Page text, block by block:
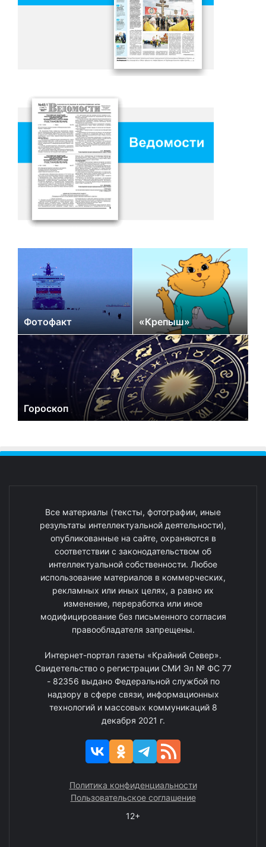
Фотофакт «Крепыш»
Гороскоп
Все материалы (тексты, фотографии, иные
результаты интеллектуальной деятельности),
опубликованные на сайте, охраняются в
соответствии с законодательством об
интеллектуальной собственности. Любое
использование материалов в коммерческих,
рекламных или иных целях, а равно их
изменение, переработка или иное
модифицирование без письменного согласия
правообладателя запрещены.
Интернет-портал газеты «Крайний Север».
Свидетельство о регистрации СМИ Эл № ФС 77
- 82356 выдано Федеральной службой по
надзору в сфере связи, информационных
технологий и массовых коммуникаций 8
декабря 2021 г.
Политика конфиденциальности
Пользовательское соглашение
12+